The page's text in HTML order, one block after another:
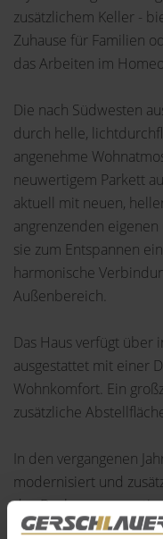
zusätzlichem Keller -
Zuhause für Familien
das Arbeiten im
Die nach Südwesten
durch helle,
angenehme
neuwertigem Parkett
aktuell mit neuen,
angrenzenden
sie zum Entspannen
harmonische
Außenbereich.
Das Haus verfügt über
ausgestattet mit einer
Wohnkomfort. Ein
zusätzliche
In den vergangenen
modernisiert und
des Daches -
wurde ebenfalls erst